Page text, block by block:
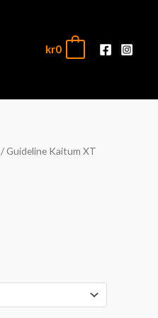
kr0
/ Guideline Kaitum XT